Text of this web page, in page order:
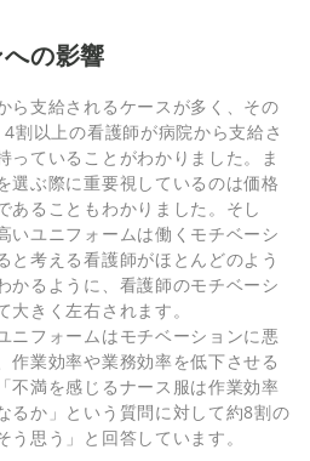
の影響
ら支給されるケースが多く、その
割以上の看護師が病院から支給さ
っていることがわかりました。ま
選ぶ際に重要視しているのは価格
あることもわかりました。そし
いユニフォームは働くモチベーシ
と考える看護師がほとんどのよう
かるように、看護師のモチベーシ
きく左右されます。
ニフォームはモチベーションに悪
作業効率や業務効率を低下させる
不満を感じるナース服は作業効率
るか」という質問に対して約8割の
思う」と回答しています。